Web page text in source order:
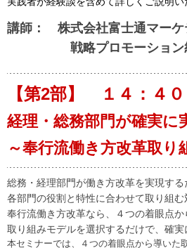
講師： 株式会社富士通マー
戦略プロモーション統
【第2部】 １４：４
経理・総務部門が確実に
～奉行流働き方改革取
総務・経理部門が働き方改革を実現する
各部門の役割と特性に合わせて取り組
奉行流働き方改革なら、４つの着眼点
取り組みモデルを選択するだけで、確
本セミナーでは、４つの着眼点から導いた